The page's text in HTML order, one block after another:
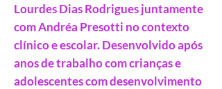
Lourdes Dias Rodrigues juntamente
com Andréa Presotti no contexto
clínico e escolar. Desenvolvido após
anos de trabalho com crianças e
adolescentes com desenvolvimento